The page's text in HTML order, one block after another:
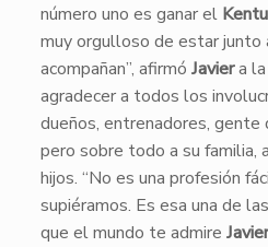
número uno es ganar el
muy orgulloso de estar junto
acompañan”, afirmó Javiera la
agradecer a todos los
dueños, entrenadores, gente
pero sobre todo a su familia,
hijos. “No es una profesión
supiéramos. Es esa una de
que el mundo te admire Javier